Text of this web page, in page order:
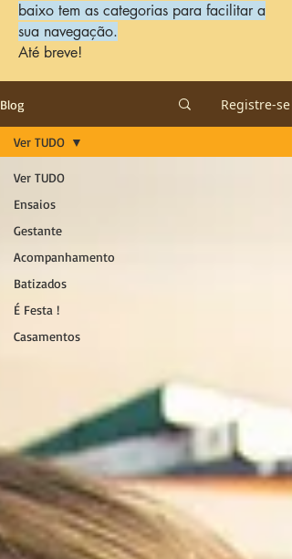
baixo tem as categorias para facilitar a
sua navegação.
Até breve!
Blog Registre-se
Ver TUDO
Ensaios
Gestante
Acompanhamento
Batizados
É Festa !
Casamentos
Ver TUDO